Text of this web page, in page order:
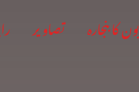
تصاویر بون کا بنجارہ